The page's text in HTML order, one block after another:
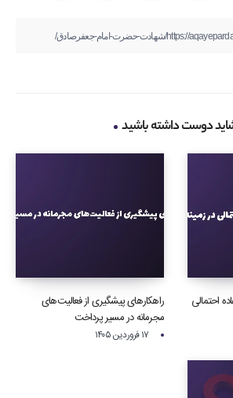
دوست داشته باشید
احتمالی
راهکارهای پیشگیری از فعالیت‌های
مجرمانه در مسیر پرداخت
۱۷ فروردین ۱۴۰۵